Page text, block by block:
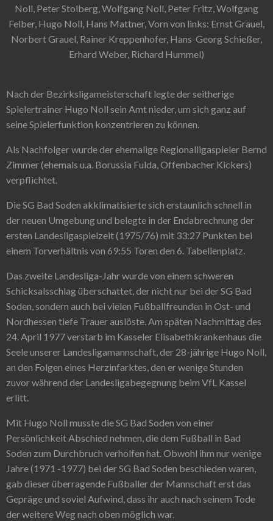
Noll, Peter Stolberg, Wolfgang Noll, Peter Fritz, Wolfgang
Felber, Hugo Noll, Hans Mattner, Vorn von links: Ernst Grauel,
Norbert Grauel, Rainer Kreppenhofer, Hans-Georg Schießer,
Erhard Weber, Richard Hummel)
Nach der Bezirksligameisterschaft legte der seitherige
Spielertrainer Hugo Noll sein Amt nieder, um sich ganz auf
seine Spielerfunktion konzentrieren zu können.
Als Nachfolger wurde der ehemalige Regionalligaspieler Bernd
Zimmer (ehemals u.a. Borussia Fulda, Offenbacher Kickers)
verpflichtet.
Die SG Bad Soden akklimatisierte sich erstaunlich schnell in
der neuen Umgebung und belegte in der Endabrechnung der
ersten Landesligaspielzeit (1975/76) mit 33:27 Punkten bei
einem Torverhältnis von 69:55 Toren den 6. Tabellenplatz.
Das zweite Landesliga-Jahr wurde von einem schweren
Schicksalsschlag überschattet, der nicht nur bei der SG Bad
Soden, sondern auch bei vielen Fußballfreunden in Ost- und
Nordhessen tiefe Trauer auslöste. Am späten Nachmittag des
24. April 1977 verstarb im Kasseler Elisabethkrankenhaus die
Seele unserer Landesligamannschaft, der 28-jährige Hugo Noll,
an den Folgen eines Herzinfarktes, den er wenige Stunden
zuvor während der Landesligabegegnung beim VfL Kassel
erlitt.
Mit Hugo Noll musste die SG Bad Soden von einer
Persönlichkeit Abschied nehmen, die dem Fußball in Bad
Soden zum Durchbruch verholfen hat. Obwohl ihm nur wenige
Jahre (1971 -1977) bei der SG Bad Soden beschieden waren,
gab dieser überragende Fußballer der Mannschaft erst das
Gepräge und soviel Aufwind, dass ihr auch nach seinem Tode
der weitere Weg nach oben möglich war.